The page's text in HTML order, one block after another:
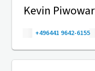
Kevin Piwowar
+496441 9642-6155